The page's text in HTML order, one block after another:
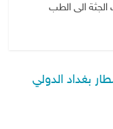
الى الطب
بغداد الدولي